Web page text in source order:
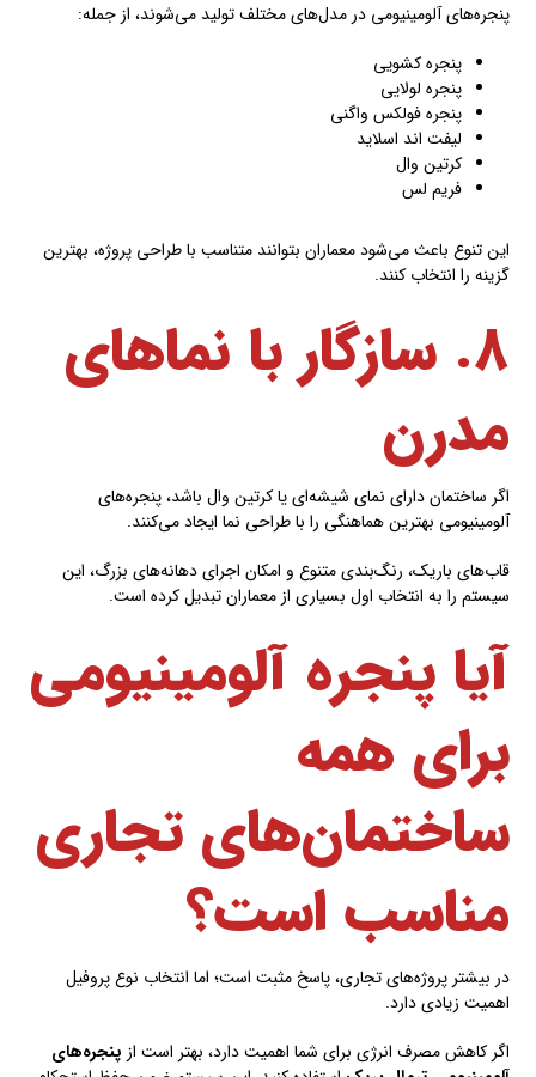
پنجره‌های آلومینیومی در مدل‌های مختلف تولید می‌شوند، از جمله:
پنجره کشویی
پنجره لولایی
پنجره فولکس واگنی
لیفت اند اسلاید
کرتین وال
فریم لس
این تنوع باعث می‌شود معماران بتوانند متناسب با طراحی پروژه، بهترین
گزینه را انتخاب کنند.
۸. سازگار با نماهای
مدرن
اگر ساختمان دارای نمای شیشه‌ای یا کرتین وال باشد، پنجره‌های
آلومینیومی بهترین هماهنگی را با طراحی نما ایجاد می‌کنند.
قاب‌های باریک، رنگ‌بندی متنوع و امکان اجرای دهانه‌های بزرگ، این
سیستم را به انتخاب اول بسیاری از معماران تبدیل کرده است.
آیا پنجره آلومینیومی
برای همه
ساختمان‌های تجاری
مناسب است؟
در بیشتر پروژه‌های تجاری، پاسخ مثبت است؛ اما انتخاب نوع پروفیل
اهمیت زیادی دارد.
اگر کاهش مصرف انرژی برای شما اهمیت دارد، بهتر است از پنجره‌های